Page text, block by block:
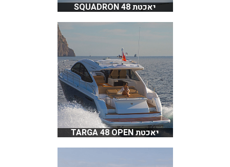
יאכטת SQUADRON 48
יאכטת TARGA 48 OPEN